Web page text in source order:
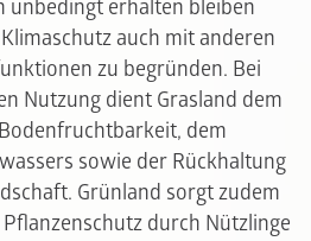
unbedingt erhalten bleiben
auch mit anderen
zu begründen. Bei
Nutzung dient Grasland dem
dem
sowie der Rückhaltung
Grünland sorgt zudem
durch Nützlinge